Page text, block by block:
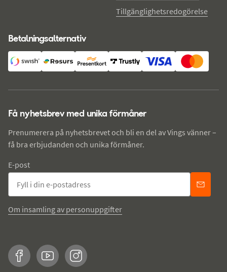
Tillgänglighetsredogörelse
Betalningsalternativ
Få nyhetsbrev med unika förmåner
Prenumerera på nyhetsbrevet och bli en del av Vings vänner –
få bra erbjudanden och unika förmåner.
E-post
Om insamling av personuppgifter
FacebookYouTubeInstagram